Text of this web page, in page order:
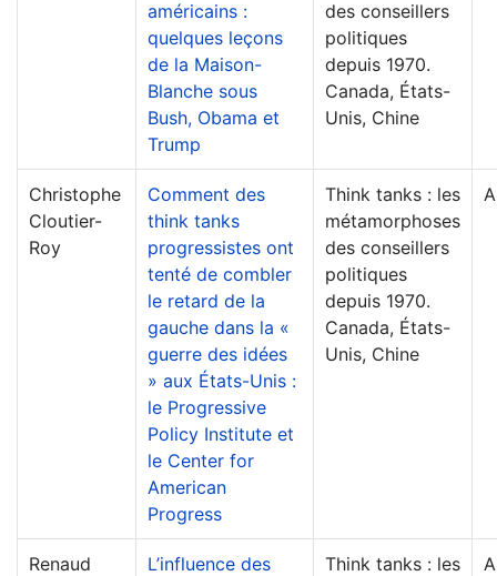
américains :
quelques leçons
de la Maison-
Blanche sous
Bush, Obama et
Trump
des conseillers
politiques
depuis 1970.
Canada, États-
Unis, Chine
Christophe
Cloutier-
Roy
Comment des
think tanks
progressistes ont
tenté de combler
le retard de la
gauche dans la «
guerre des idées
» aux États-Unis :
le Progressive
Policy Institute et
le Center for
American
Progress
Think tanks : les
métamorphoses
des conseillers
politiques
depuis 1970.
Canada, États-
Unis, Chine
Renaud
L’influence des
Think tanks : les